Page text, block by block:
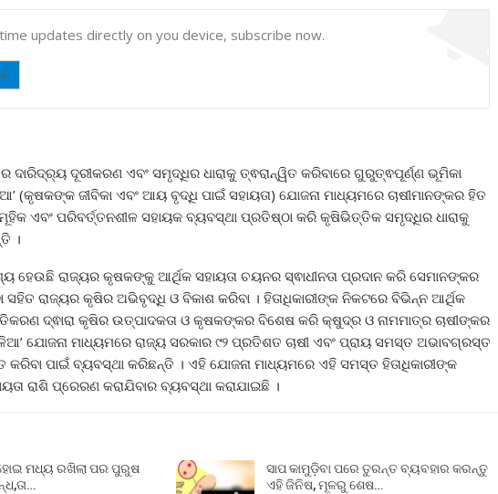
updates directly on you device, subscribe now.
ଦାରିଦ୍ର୍ୟ ଦୂରୀକରଣ ଏବଂ ସମୃଦ୍ଧିର ଧାରାକୁ ତ୍ଵରାନ୍ୱିତ କରିବାରେ ଗୁରୁତ୍ଵପୂର୍ଣ୍ଣ ଭୂମିକା
(କୃଷକଙ୍କ ଜୀବିକା ଏବଂ ଆୟ ବୃଦ୍ଧି ପାଇଁ ସହାୟତା) ଯୋଜନା ମାଧ୍ୟମରେ ଚାଷୀମାନଙ୍କର ହିତ
ଏବଂ ପରିବର୍ତ୍ତନଶୀଳ ସହାୟକ ବ୍ୟବସ୍ଥା ପ୍ରତିଷ୍ଠା କରି କୃଷିଭିତ୍ତିକ ସମୃଦ୍ଧିର ଧାରାକୁ
।
ହେଉଛି ରାଜ୍ୟର କୃଷକଙ୍କୁ ଆର୍ଥିକ ସହାୟତା ଚୟନର ସ୍ଵାଧୀନତା ପ୍ରଦାନ କରି ସେମାନଙ୍କର
ରାଜ୍ୟର କୃଷିର ଅଭିବୃଦ୍ଧି ଓ ବିକାଶ କରିବା । ହିତାଧିକାରୀଙ୍କ ନିକଟରେ ବିଭିନ୍ନ ଆର୍ଥିକ
ଦ୍ଵାରା କୃଷିର ଉତ୍ପାଦକତା ଓ କୃଷକଙ୍କର ବିଶେଷ କରି କ୍ଷୁଦ୍ର ଓ ନାମମାତ୍ର ଚାଷୀଙ୍କର
ଯୋଜନା ମାଧ୍ୟମରେ ରାଜ୍ୟ ସରକାର ୯୨ ପ୍ରତିଶତ ଚାଷୀ ଏବଂ ପ୍ରାୟ ସମସ୍ତ ଅଭାବଗ୍ରସ୍ତ
କରିବା ପାଇଁ ବ୍ୟବସ୍ଥା କରିଛନ୍ତି । ଏହି ଯୋଜନା ମାଧ୍ୟମରେ ଏହି ସମସ୍ତ ହିତାଧିକାରୀଙ୍କ
ରାଶି ପ୍ରେରଣ କରାଯିବାର ବ୍ୟବସ୍ଥା କରାଯାଇଛି ।
ମଧ୍ୟ ରଖିଲା ପର ପୁରୁଷ
ସାପ କାମୁଡ଼ିବା ପରେ ତୁରନ୍ତ ବ୍ୟବହାର କରନ୍ତୁ
ଏହି ଜିନିଷ, ମୂଳରୁ ଶେଷ…